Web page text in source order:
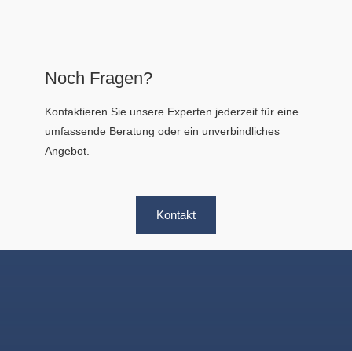
Noch Fragen?
Kontaktieren Sie unsere Experten jederzeit für eine
umfassende Beratung oder ein unverbindliches
Angebot.
Kontakt